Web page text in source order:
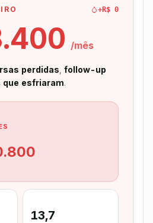
+R$ 0
/mês
perdidas follow-up
que esfriaram.
13,7